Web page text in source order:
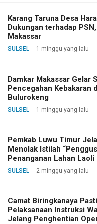
Karang Taruna Desa
Dukungan terhadap
Makassar
SULSEL 1 minggu yang lalu
Damkar Makassar Gelar
Pencegahan Kebakaran
Bulurokeng
SULSEL 1 minggu yang lalu
Pemkab Luwu Timur
Menolak Istilah
Penanganan Lahan Laoli
SULSEL 2 minggu yang lalu
Camat Biringkanaya
Pelaksanaan Instruksi
Jelang Penghentian